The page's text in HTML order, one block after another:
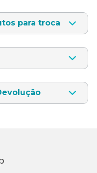
para troca